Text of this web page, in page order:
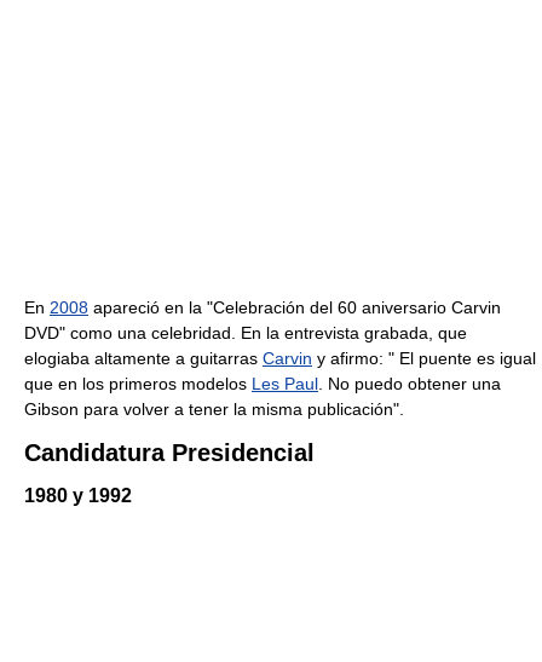
En 2008 apareció en la "Celebración del 60 aniversario Carvin
DVD" como una celebridad. En la entrevista grabada, que
elogiaba altamente a guitarras Carvin y afirmo: " El puente es igual
que en los primeros modelos Les Paul . No puedo obtener una
Gibson para volver a tener la misma publicación".
Candidatura Presidencial
1980 y 1992